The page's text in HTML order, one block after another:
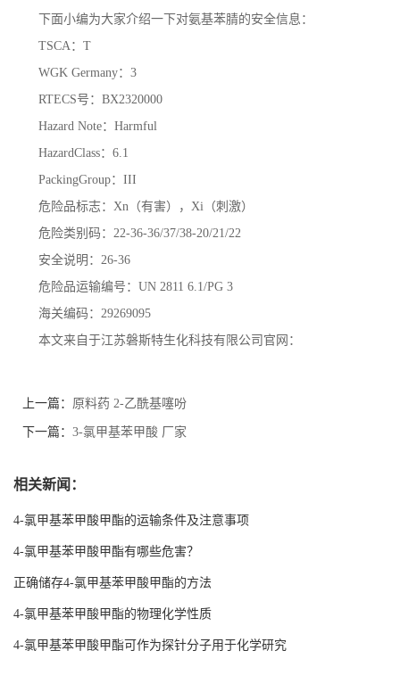
下面小编为大家介绍一下对氨基苯腈的安全信息：
TSCA： T
WGK Germany： 3
RTECS号： BX2320000
Hazard Note： Harmful
HazardClass： 6.1
PackingGroup： III
危险品标志： Xn （有害）， Xi （刺激）
危险类别码： 22-36-36/37/38-20/21/22
安全说明： 26-36
危险品运输编号： UN 2811 6.1/PG 3
海关编码： 29269095
本文来自于江苏磐斯特生化科技有限公司官网：
上一篇： 原料药 2-乙酰基噻吩
下一篇： 3-氯甲基苯甲酸 厂家
相关新闻：
4-氯甲基苯甲酸甲酯的运输条件及注意事项
4-氯甲基苯甲酸甲酯有哪些危害？
正确储存4-氯甲基苯甲酸甲酯的方法
4-氯甲基苯甲酸甲酯的物理化学性质
4-氯甲基苯甲酸甲酯可作为探针分子用于化学研究